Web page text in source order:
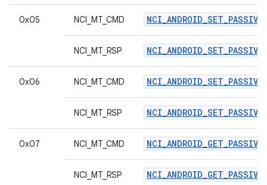
0x05 NCI_MT_CMD
NCI_MT_RSP
0x06 NCI_MT_CMD
NCI_MT_RSP
0x07 NCI_MT_CMD
NCI_MT_RSP